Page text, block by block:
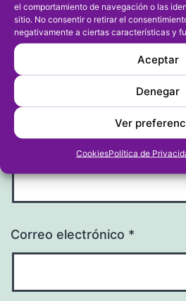
el comportamiento de navegación o las
sitio. No consentir o retirar el
negativamente a ciertas características y
Aceptar
Denegar
Ver
CookiesPolítica de
Correo electrónico *